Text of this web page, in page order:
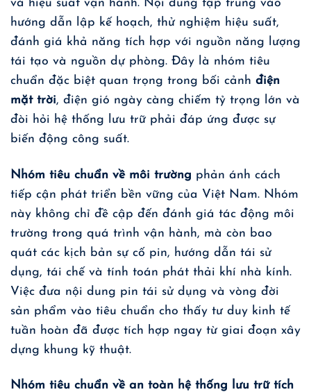
và hiệu suất vận hành. Nội dung tập trung vào
hướng dẫn lập kế hoạch, thử nghiệm hiệu suất,
đánh giá khả năng tích hợp với nguồn năng lượng
tái tạo và nguồn dự phòng. Đây là nhóm tiêu
chuẩn đặc biệt quan trọng trong bối cảnh điện
mặt trời, điện gió ngày càng chiếm tỷ trọng lớn và
đòi hỏi hệ thống lưu trữ phải đáp ứng được sự
biến động công suất.
Nhóm tiêu chuẩn về môi trường phản ánh cách
tiếp cận phát triển bền vững của Việt Nam. Nhóm
này không chỉ đề cập đến đánh giá tác động môi
trường trong quá trình vận hành, mà còn bao
quát các kịch bản sự cố pin, hướng dẫn tái sử
dụng, tái chế và tính toán phát thải khí nhà kính.
Việc đưa nội dung pin tái sử dụng và vòng đời
sản phẩm vào tiêu chuẩn cho thấy tư duy kinh tế
tuần hoàn đã được tích hợp ngay từ giai đoạn xây
dựng khung kỹ thuật.
Nhóm tiêu chuẩn về an toàn hệ thống lưu trữ tích